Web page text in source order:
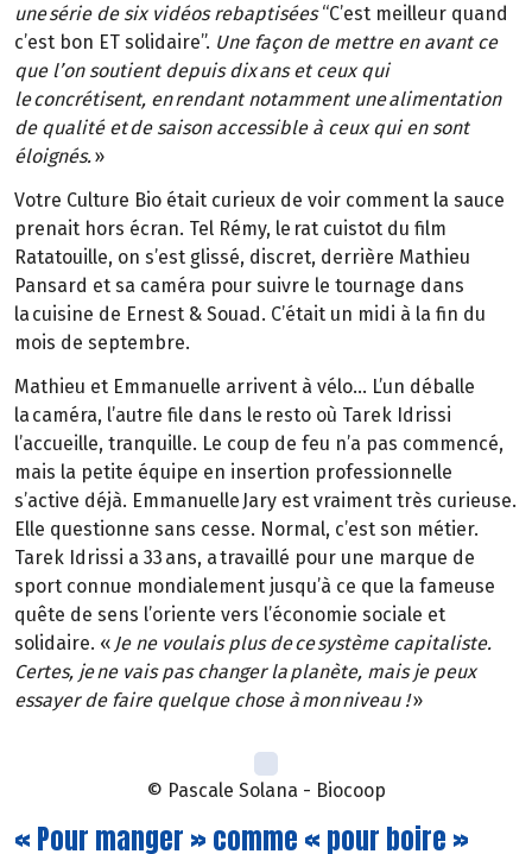
une série de six vidéos rebaptisées“C’est meilleur quand
c’est bon ET solidaire”. Une façon de mettre en avant ce
que l’on soutient depuis dix ans et ceux qui
le concrétisent, en rendant notamment une alimentation
de qualité et de saison accessible à ceux qui en sont
éloignés.»
Votre Culture Bio était curieux de voir comment la sauce
prenait hors écran. Tel Rémy, le rat cuistot du film
Ratatouille, on s’est glissé, discret, derrière Mathieu
Pansard et sa caméra pour suivre le tournage dans
la cuisine de Ernest & Souad. C’était un midi à la fin du
mois de septembre.
Mathieu et Emmanuelle arrivent à vélo… L’un déballe
la caméra, l’autre file dans le resto où Tarek Idrissi
l’accueille, tranquille. Le coup de feu n’a pas commencé,
mais la petite équipe en insertion professionnelle
s’active déjà. Emmanuelle Jary est vraiment très curieuse.
Elle questionne sans cesse. Normal, c’est son métier.
Tarek Idrissi a 33 ans, a travaillé pour une marque de
sport connue mondialement jusqu’à ce que la fameuse
quête de sens l’oriente vers l’économie sociale et
solidaire. « Je ne voulais plus de ce système capitaliste.
Certes, je ne vais pas changer la planète, mais je peux
essayer de faire quelque chose à mon niveau !»
© Pascale Solana - Biocoop
« Pour manger » comme « pour boire »